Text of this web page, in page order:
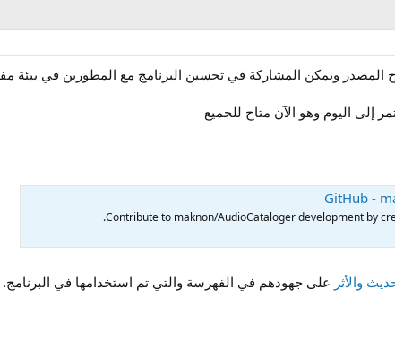
ويمكن المشاركة في تحسين البرنامج مع المطورين في بيئة
GitHub -
Contribute to maknon/AudioCataloger development by
والأثر على جهودهم في الفهرسة والتي تم استخدامها في البرنامج.